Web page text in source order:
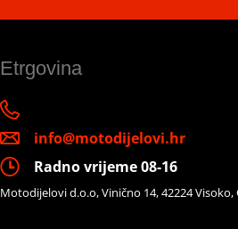
Etrgovina
info@motodijelovi.hr
Radno vrijeme 08-16
Motodijelovi d.o.o, Vinično 14, 42224 Visoko,